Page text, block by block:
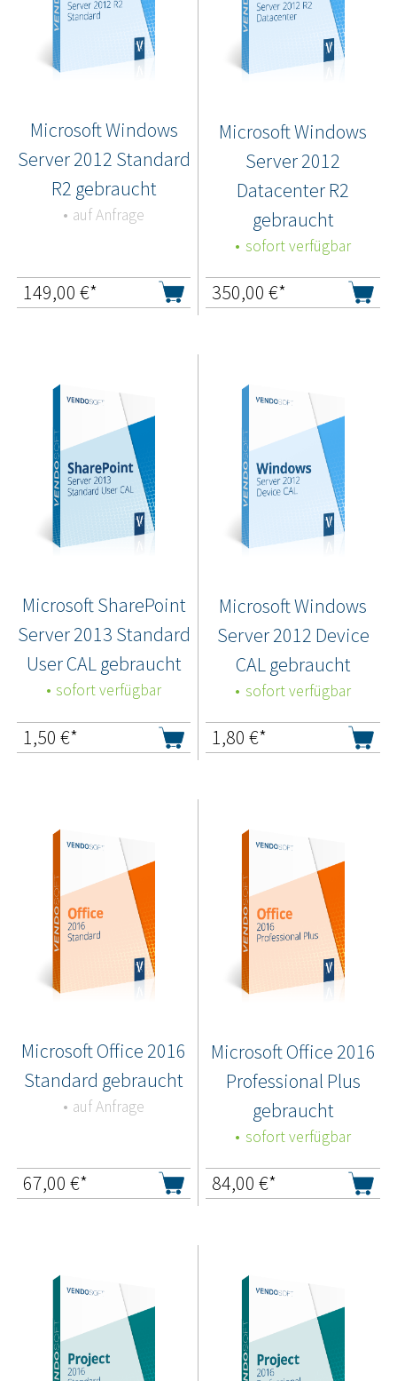
Microsoft Windows
Server 2012 Standard
R2 gebraucht
auf Anfrage
149,00 €*
Microsoft Windows
Server 2012
Datacenter R2
gebraucht
sofort verfügbar
350,00 €*
Microsoft SharePoint
Server 2013 Standard
User CAL gebraucht
sofort verfügbar
1,50 €*
Microsoft Windows
Server 2012 Device
CAL gebraucht
sofort verfügbar
1,80 €*
Microsoft Office 2016
Standard gebraucht
auf Anfrage
67,00 €*
Microsoft Office 2016
Professional Plus
gebraucht
sofort verfügbar
84,00 €*